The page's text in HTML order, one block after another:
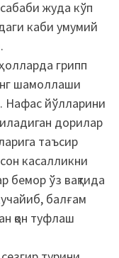
жуда кўп
каби умумий
грипп
шамоллаши
Нафас йўлларини
дорилар
таъсир
касалликни
бемор ўз вақтида
балғам
қон туфлаш